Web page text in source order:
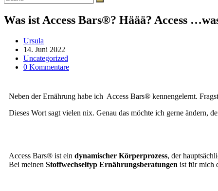
Was ist Access Bars®? Häää? Access
Beitrags-
Autor:
Ursula
Beitrag
veröffentlicht:
14. Juni 2022
Beitrags-
Kategorie:
Uncategorized
Beitrags-
0 Kommentare
Neben der Ernährung habe ich Access Bars® kennengelernt.
Dieses Wort sagt vielen nix. Genau das möchte ich gerne ändern,
Access Bars® ist ein dynamischer Körperprozess, der
Bei meinen Stoffwechseltyp Ernährungsberatungen ist für mich